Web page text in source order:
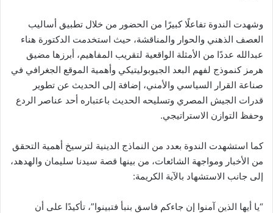
وشهدت الندوة تفاعلًا كبيرًا من الحضور من خلال تطبيق أساليب
العصف الذهني والحوار والمناقشة، حيث استخدمت الدكتورة هناء
عبدالله عددًا من الأمثلة الواقعية لتقريب المفاهيم، أبرزها مضيق
هرمز كنموذج لفهم البعد الجيوبوليتيكي وأهمية الموقع الجغرافي في
صناعة القرار السياسي والأمني، إضافة إلى الحديث عن تطوير
قدرات الجيش المصري وتسليحه الحديث باعتباره أحد عناصر الردع
وحفظ التوازن الاستراتيجي.
كما استشهدت الندوة بعدد من النماذج الدينية لترسيخ أهمية التحقق
من الأخبار ومواجهة الشائعات، من بينها قصة سيدنا سليمان والهدهد،
إلى جانب الاستشهاد بالآية الكريمة:
“يا أيها الذين آمنوا إن جاءكم فاسق بنبأ فتبينوا”، تأكيدًا على أن